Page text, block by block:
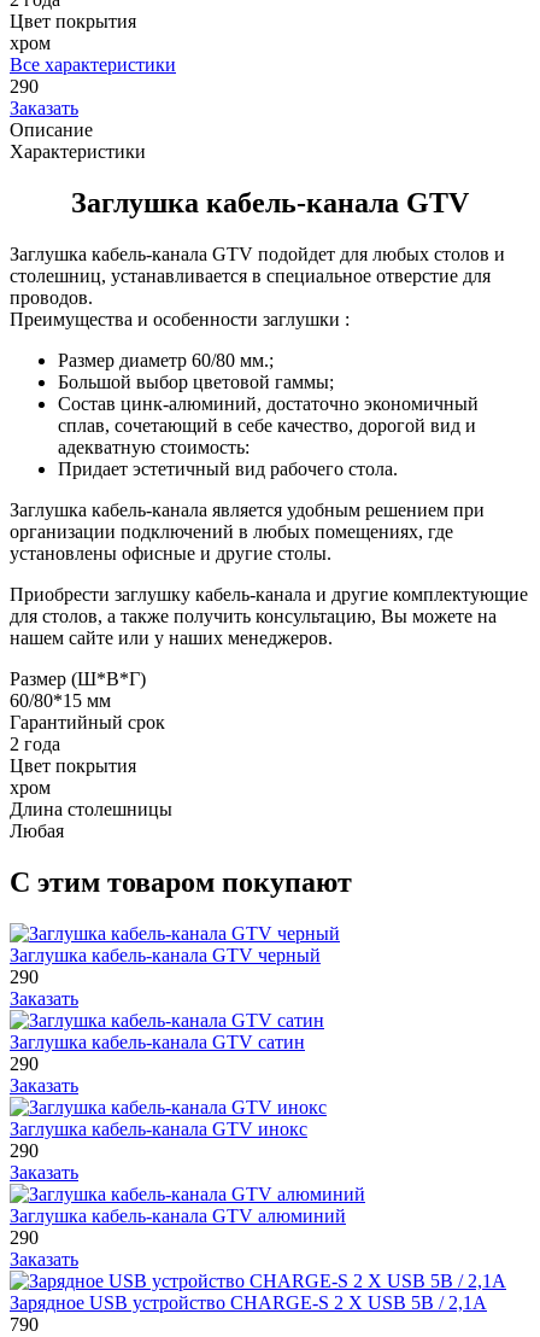
Цвет покрытия
хром
Все характеристики
290
Заказать
Описание
Характеристики
Заглушка кабель-канала GTV
Заглушка кабель-канала GTV подойдет для любых столов и
столешниц, устанавливается в специальное отверстие для
проводов.
Преимущества и особенности заглушки :
Размер диаметр 60/80 мм.;
Большой выбор цветовой гаммы;
Состав цинк-алюминий, достаточно экономичный
сплав, сочетающий в себе качество, дорогой вид и
адекватную стоимость:
Придает эстетичный вид рабочего стола.
Заглушка кабель-канала является удобным решением при
организации подключений в любых помещениях, где
установлены офисные и другие столы.
Приобрести заглушку кабель-канала и другие комплектующие
для столов, а также получить консультацию, Вы можете на
нашем сайте или у наших менеджеров.
Размер (Ш*В*Г)
60/80*15 мм
Гарантийный срок
2 года
Цвет покрытия
хром
Длина столешницы
Любая
С этим товаром покупают
Заглушка кабель-канала GTV черный
290
Заказать
Заглушка кабель-канала GTV сатин
290
Заказать
Заглушка кабель-канала GTV инокс
290
Заказать
Заглушка кабель-канала GTV алюминий
290
Заказать
Зарядное USB устройство CHARGE-S 2 X USB 5В / 2,1А
790